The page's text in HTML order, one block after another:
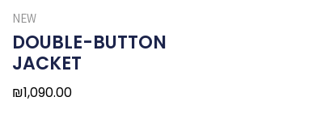
NEW
DOUBLE-BUTTON
JACKET
₪1,090.00